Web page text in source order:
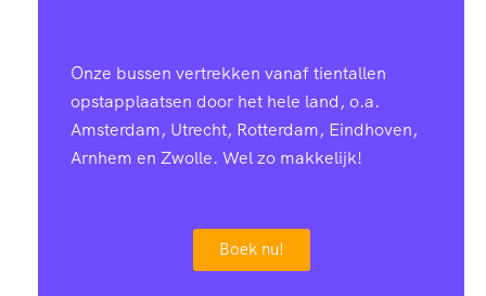
Onze bussen vertrekken vanaf tientallen
opstapplaatsen door het hele land, o.a.
Amsterdam, Utrecht, Rotterdam, Eindhoven,
Arnhem en Zwolle. Wel zo makkelijk!
Boek nu!